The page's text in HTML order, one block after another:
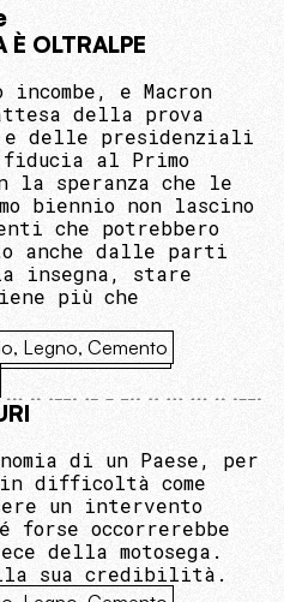
È OLTRALPE
e Macron
della prova
delle presidenziali
al Primo
la speranza che le
biennio non lascino
che potrebbero
anche dalle parti
insegna, stare
più che
Legno, Cemento
di un Paese, per
difficoltà come
un intervento
forse occorrerebbe
della motosega.
sua credibilità.